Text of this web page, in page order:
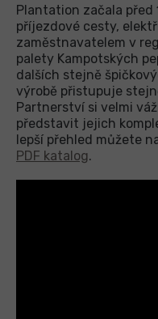
Plantation začala před
příjezdové cesty,
zaměstnavatelem v
palety Kampotských
dalších stejně
výrobě přistupuje
Partnerství si velmi
představit jejich
lepší přehled můžete
PDF katalog.